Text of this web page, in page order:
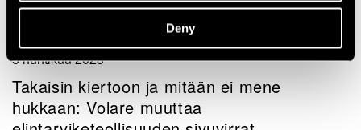
Deny
5 huhtikuu 2023
Takaisin kiertoon ja mitään ei mene
hukkaan: Volare muuttaa